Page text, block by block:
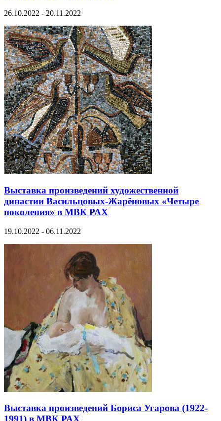
26.10.2022 - 20.11.2022
Выставка произведений художественной
династии Васильцовых-Жарёновых «Четыре
поколения» в МВК РАХ
19.10.2022 - 06.11.2022
Выставка произведений Бориса Угарова (1922-